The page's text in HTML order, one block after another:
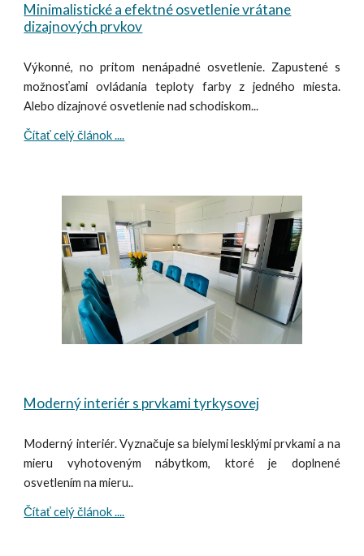
Minimalistické a efektné osvetlenie vrátane
dizajnových prvkov
Výkonné, no pritom nenápadné osvetlenie. Zapustené s
možnosťami ovládania teploty farby z jedného miesta.
Alebo dizajnové osvetlenie nad schodiskom...
Čítať celý článok ....
Moderný interiér s prvkami tyrkysovej
Moderný interiér. Vyznačuje sa bielymi lesklými prvkami a na
mieru vyhotoveným nábytkom, ktoré je doplnené
osvetlením na mieru..
Čítať celý článok ....